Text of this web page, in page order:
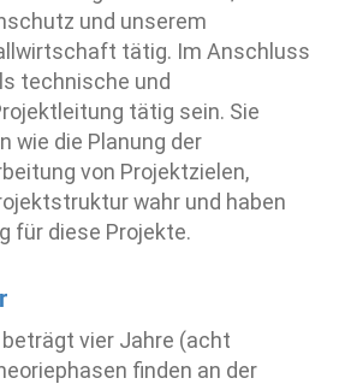
und unserem
tätig. Im Anschluss
technische und
tätig sein. Sie
wie die Planung der
von Projektzielen,
wahr und haben
für diese Projekte.
vier Jahre (acht
finden an der